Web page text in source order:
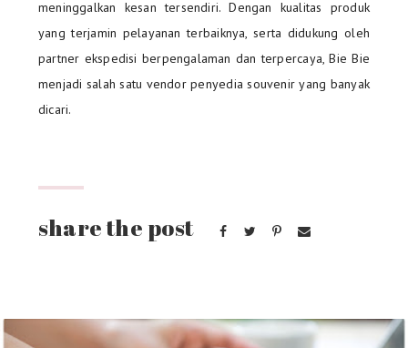
meninggalkan kesan tersendiri. Dengan kualitas produk
yang terjamin pelayanan terbaiknya, serta didukung oleh
partner ekspedisi berpengalaman dan terpercaya, Bie Bie
menjadi salah satu vendor penyedia souvenir yang banyak
dicari.